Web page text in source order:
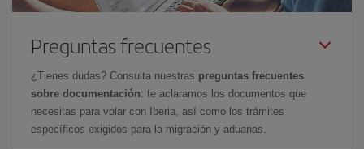
Preguntas frecuentes
¿Tienes dudas? Consulta nuestras preguntas frecuentes
sobre documentación: te aclaramos los documentos que
necesitas para volar con Iberia, así como los trámites
específicos exigidos para la migración y aduanas.